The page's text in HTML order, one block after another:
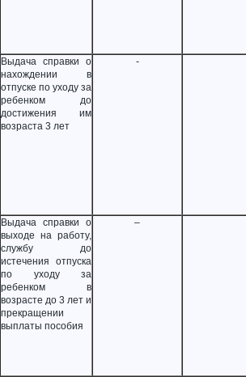
Выдача справки о
нахождении в
отпуске по уходу за
ребенком до
достижения им
возраста 3 лет
-
Выдача справки о
выходе на работу,
службу до
истечения отпуска
по уходу за
ребенком в
возрасте до 3 лет и
прекращении
выплаты пособия
–